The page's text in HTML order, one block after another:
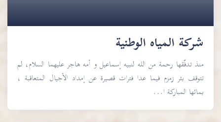
شركة المياه الوطنية
منذ تدفّقها رحمة من الله لنبيه إسماعيل و أمه هاجر عليهما السلام، لم
تتوقف بئر زمزم فيما عدا فترات قصيرة عن إمداد الأجيال المتعاقبة ،
بمائها المباركة ا...